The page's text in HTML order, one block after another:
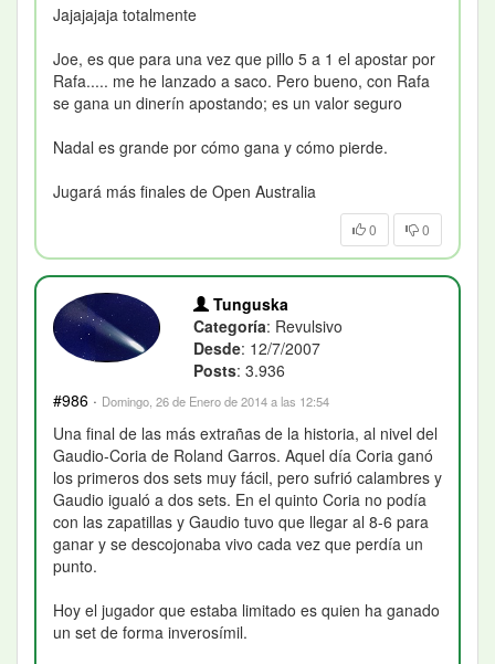
Jajajajaja totalmente
Joe, es que para una vez que pillo 5 a 1 el apostar por
Rafa..... me he lanzado a saco. Pero bueno, con Rafa
se gana un dinerín apostando; es un valor seguro
Nadal es grande por cómo gana y cómo pierde.
Jugará más finales de Open Australia
0 0
Tunguska
Categoría: Revulsivo
Desde: 12/7/2007
Posts: 3.936
#986 · Domingo, 26 de Enero de 2014 a las 12:54
Una final de las más extrañas de la historia, al nivel del
Gaudio-Coria de Roland Garros. Aquel día Coria ganó
los primeros dos sets muy fácil, pero sufrió calambres y
Gaudio igualó a dos sets. En el quinto Coria no podía
con las zapatillas y Gaudio tuvo que llegar al 8-6 para
ganar y se descojonaba vivo cada vez que perdía un
punto.
Hoy el jugador que estaba limitado es quien ha ganado
un set de forma inverosímil.